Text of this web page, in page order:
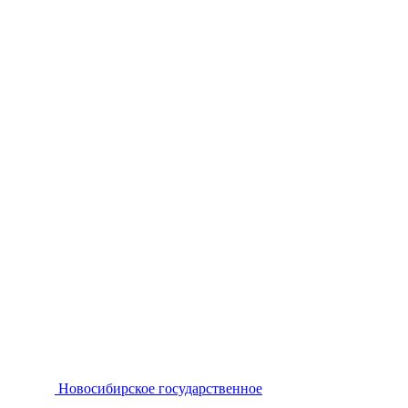
Новосибирское государственное